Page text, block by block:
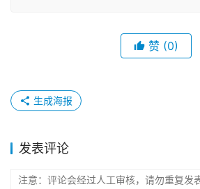
赞 (0)
生成海报
发表评论